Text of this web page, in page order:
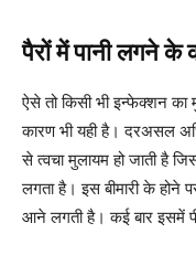
पैरों में पानी लगने के
ऐसे तो किसी भी इन्फेक्शन
कारण भी यही है। दरअसल
से त्वचा मुलायम हो जाती
लगता है। इस बीमारी के
आने लगती है। कई बार इसमें